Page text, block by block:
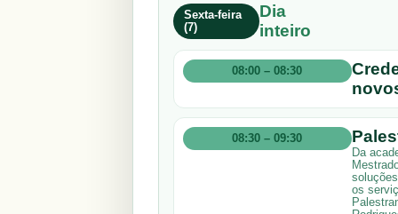
Sexta-feira
(7)
Dia
inteiro
08:00 – 08:30
08:30 – 09:30
Da
os